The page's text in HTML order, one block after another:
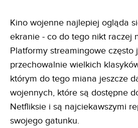
Kino wojenne najlepiej ogląda
ekranie - co do tego nikt raczej
Platformy streamingowe często
przechowalnie wielkich
którym do tego miana jeszcze
wojennych, które są dostępne
Netfliksie i są najciekawszymi
swojego gatunku.